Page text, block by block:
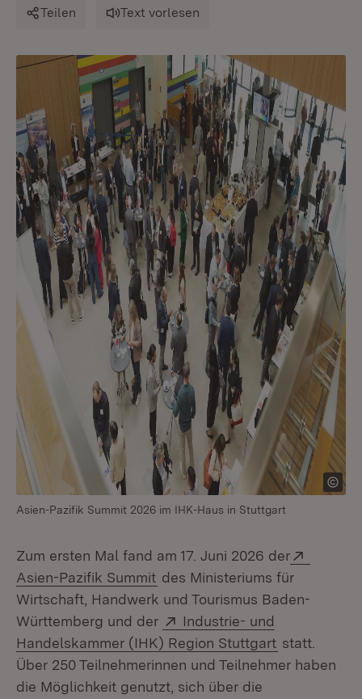
Teilen Text vorlesen
Asien-Pazifik Summit 2026 im IHK-Haus in Stuttgart
Zum ersten Mal fand am 17. Juni 2026 der
Asien-Pazifik Summit (Öffnet in neuem Fenster)
des Ministeriums für
Wirtschaft, Handwerk und Tourismus Baden-
Württemberg und der
Extern:
Industrie- und
Handelskammer (IHK) Region Stuttgart (Öffnet in
statt.
Über 250 Teilnehmerinnen und Teilnehmer haben
die Möglichkeit genutzt, sich über die